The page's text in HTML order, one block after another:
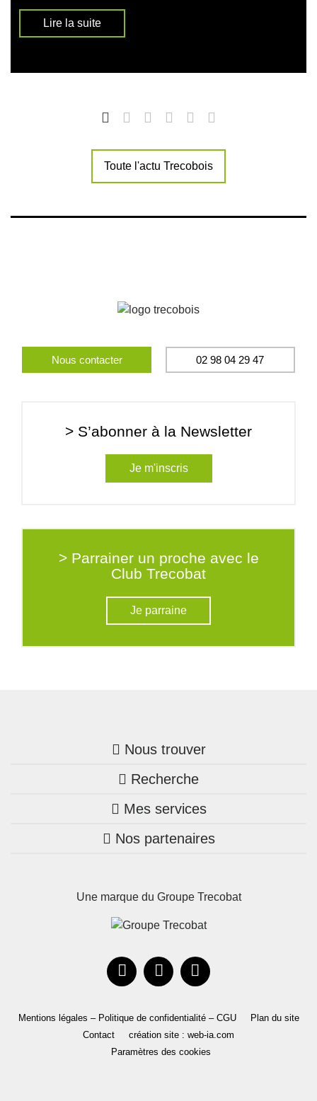
Lire la suite
Toute l'actu Trecobois
Nous contacter 02 98 04 29 47
> S’abonner à la Newsletter
Je m'inscris
> Parrainer un proche avec le
Club Trecobat
Je parraine
Nous trouver
Trouver une agence
Bretagne
Pays de la Loire
Occitanie
Recherche
Nos annonces
Maison + terrain
Mes services
Mon compte Trecobois
Parrainez un proche!
Nos partenaires
Une marque du Groupe Trecobat
Mentions légales – Politique de confidentialité – CGU
Plan du site
Contact
création site : web-ia.com
Paramètres des cookies